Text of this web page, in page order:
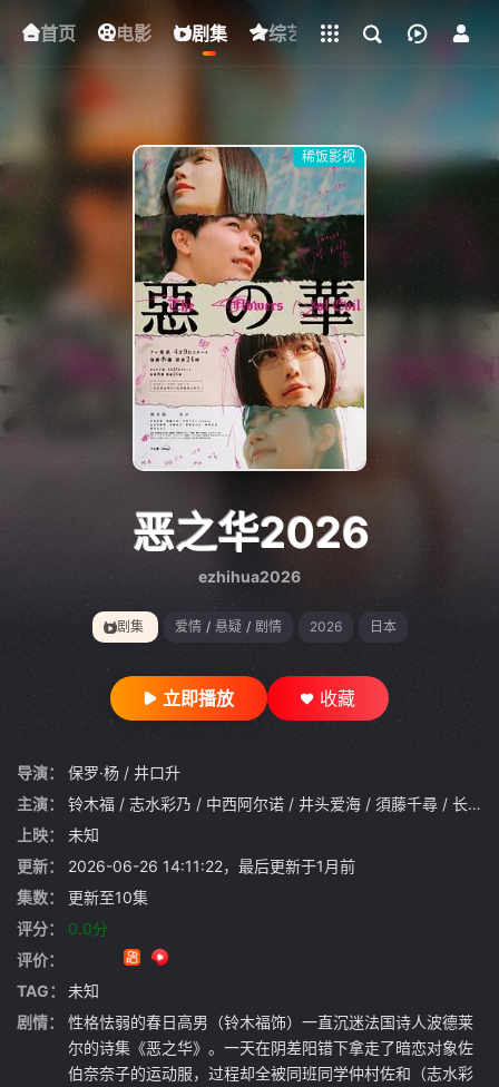
首页 电影 剧集 综艺 动漫 短剧
下载客户端
稀饭影视
恶之华2026
ezhihua2026
剧集 爱情 / 悬疑 / 剧情 2026 日本
立即播放 收藏
导演： 保罗·杨 / 井口升
主演：
铃木福 / 志水彩乃 / 中西阿尔诺 / 井头爱海 / 須藤千尋 / 长谷川朝晴
上映：
未知
更新：
2026-06-26 14:11:22，最后更新于1月前
集数：
更新至10集
评分：
0.0分
评价：
TAG：
未知
剧情：
性格怯弱的春日高男（铃木福饰）一直沉迷法国诗人波德莱
尔的诗集《恶之华》。一天在阴差阳错下拿走了暗恋对象佐
伯奈奈子的运动服，过程却全被同班同学仲村佐和（志水彩